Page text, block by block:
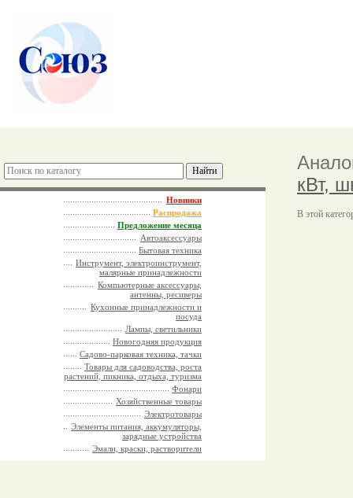
Новинки
Распродажа
Предложение месяца
Автоаксессуары
Бытовая техника
Инструмент, электроинструмент,
малярные принадлежности
Компьютерные аксессуары,
антенны, ресиверы
Кухонные принадлежности и
посуда
Лампы, светильники
Новогодняя продукция
Садово-парковая техника, тачки
Товары для садоводства, роста
растений, пикника, отдыха, туризма
Фонари
Хозяйственные товары
Электротовары
Элементы питания, аккумуляторы,
зарядные устройства
Эмали, краски, растворители
кВт,
В этой